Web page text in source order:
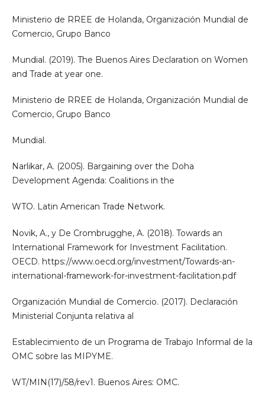
Ministerio de RREE de Holanda, Organización Mundial de
Comercio, Grupo Banco
Mundial. (2019). The Buenos Aires Declaration on Women
and Trade at year one.
Ministerio de RREE de Holanda, Organización Mundial de
Comercio, Grupo Banco
Mundial.
Narlikar, A. (2005). Bargaining over the Doha
Development Agenda: Coalitions in the
WTO. Latin American Trade Network.
Novik, A., y De Crombrugghe, A. (2018). Towards an
International Framework for Investment Facilitation.
OECD. https://www.oecd.org/investment/Towards-an-
international-framework-for-investment-facilitation.pdf
Organización Mundial de Comercio. (2017). Declaración
Ministerial Conjunta relativa al
Establecimiento de un Programa de Trabajo Informal de la
OMC sobre las MIPYME.
WT/MIN(17)/58/rev1. Buenos Aires: OMC.